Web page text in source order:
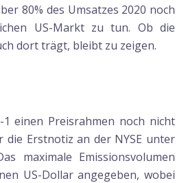
80% des Umsatzes 2020 noch
US-Markt zu tun. Ob die
dort trägt, bleibt zu zeigen.
einen Preisrahmen noch nicht
Erstnotiz an der NYSE unter
maximale Emissionsvolumen
US-Dollar angegeben, wobei